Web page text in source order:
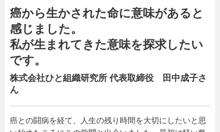
癌から生かされた命に意味があると
感じました。
私が生まれてきた意味を探求したい
です。
株式会社ひと組織研究所 代表取締役 田中成子さ
ん
癌との闘病を経て、人生の残り時間を大切にしたいと思